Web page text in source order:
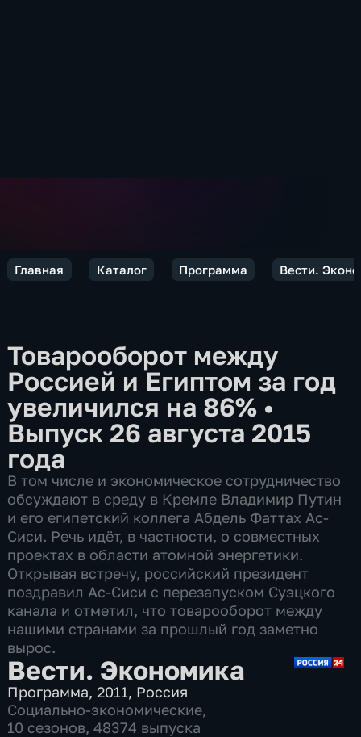
Главная Каталог Программа Вести.
Товарооборот между
Россией и Египтом за год
увеличился на 86% •
Выпуск 26 августа 2015
года
В том числе и экономическое сотрудничество
обсуждают в среду в Кремле Владимир Путин
и его египетский коллега Абдель Фаттах Ас-
Сиси. Речь идёт, в частности, о совместных
проектах в области атомной энергетики.
Открывая встречу, российский президент
поздравил Ас-Сиси с перезапуском Суэцкого
канала и отметил, что товарооборот между
нашими странами за прошлый год заметно
вырос.
Вести. Экономика
Программа,2011, Россия
Социально-экономические,
10 сезонов, 48374 выпуска